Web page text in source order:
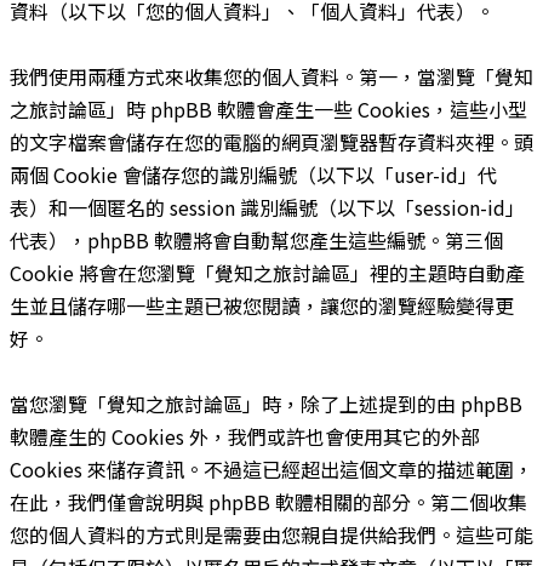
資料（以下以「您的個人資料」、「個人資料」代表）。
我們使用兩種方式來收集您的個人資料。第一，當瀏覽「覺知
之旅討論區」時 phpBB 軟體會產生一些 Cookies，這些小型
的文字檔案會儲存在您的電腦的網頁瀏覽器暫存資料夾裡。頭
兩個 Cookie 會儲存您的識別編號（以下以「user-id」代
表）和一個匿名的 session 識別編號（以下以「session-id」
代表），phpBB 軟體將會自動幫您產生這些編號。第三個
Cookie 將會在您瀏覽「覺知之旅討論區」裡的主題時自動產
生並且儲存哪一些主題已被您閱讀，讓您的瀏覽經驗變得更
好。
當您瀏覽「覺知之旅討論區」時，除了上述提到的由 phpBB
軟體產生的 Cookies 外，我們或許也會使用其它的外部
Cookies 來儲存資訊。不過這已經超出這個文章的描述範圍，
在此，我們僅會說明與 phpBB 軟體相關的部分。第二個收集
您的個人資料的方式則是需要由您親自提供給我們。這些可能